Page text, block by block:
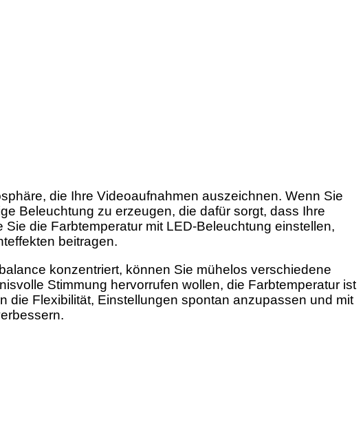
die Ihre Videoaufnahmen auszeichnen. Wenn Sie
Beleuchtung zu erzeugen, die dafür sorgt, dass Ihre
die Farbtemperatur mit LED-Beleuchtung einstellen,
beitragen.
konzentriert, können Sie mühelos verschiedene
Stimmung hervorrufen wollen, die Farbtemperatur ist
die Flexibilität, Einstellungen spontan anzupassen und mit